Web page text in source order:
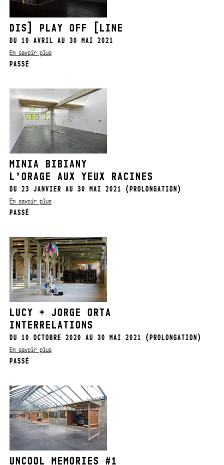
DIS] PLAY OFF [LINE
DU 10 AVRIL AU 30 MAI 2021
En savoir plus
PASSÉ
MINIA BIBIANY
L’ORAGE AUX YEUX RACINES
DU 23 JANVIER AU 30 MAI 2021 (PROLONGATION)
En savoir plus
PASSÉ
LUCY + JORGE ORTA
INTERRELATIONS
DU 10 OCTOBRE 2020 AU 30 MAI 2021 (PROLONGATION)
En savoir plus
PASSÉ
UNCOOL MEMORIES #1